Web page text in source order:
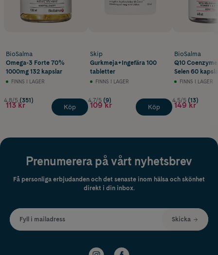
BioSalma
Omega-3 Forte 70%
1000mg 132 kapslar
FINNS I LAGER
4.8/5 (351)
113 kr Köp
Skip
Gurkmeja+Ingefära 100
tabletter
FINNS I LAGER
4.7/5 (9)
109 kr Köp
BioSalma
Q10
Selen 60
FINNS I LAGER
4.5/5 (13)
149 kr
Prenumerera på vårt nyhetsbrev
Få personliga erbjudanden och det senaste inom hälsa och skönhet
direkt i din inbox.
Fyll i mailadress Skicka